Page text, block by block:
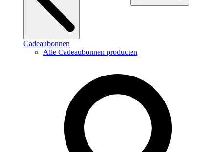
Cadeaubonnen
Alle Cadeaubonnen producten